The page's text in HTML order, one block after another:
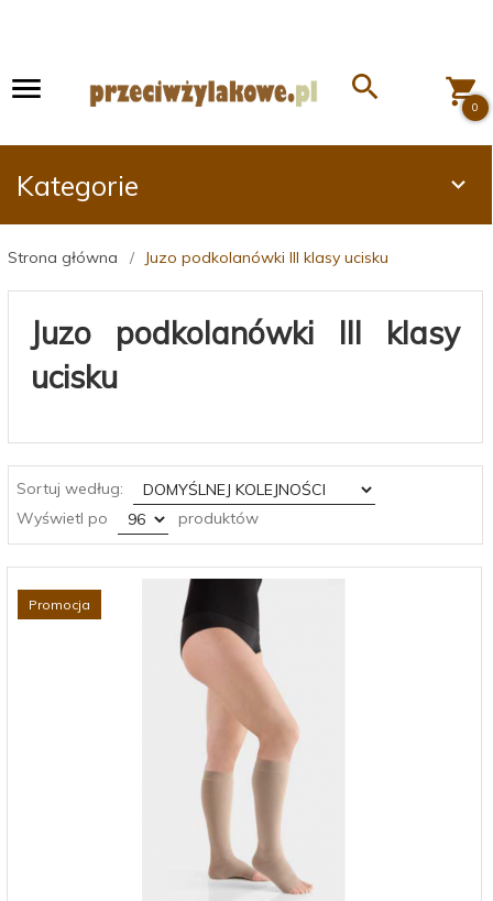
0
Kategorie
Strona główna Juzo podkolanówki III klasy ucisku
Juzo podkolanówki III klasy
ucisku
Sortuj według:
sort
Wyświetl po
pop produktów
Promocja